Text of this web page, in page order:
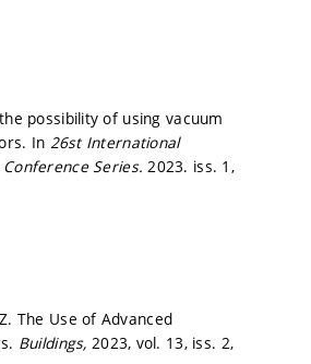
the possibility of using vacuum
In 26st International
Series. 2023. iss. 1,
Z. The Use of Advanced
Buildings, 2023, vol. 13, iss. 2,